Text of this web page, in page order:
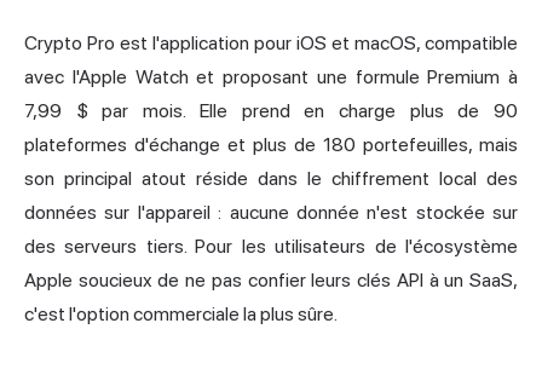
Crypto Pro est l'application pour iOS et macOS, compatible
avec l'Apple Watch et proposant une formule Premium à
7,99 $ par mois. Elle prend en charge plus de 90
plateformes d'échange et plus de 180 portefeuilles, mais
son principal atout réside dans le chiffrement local des
données sur l'appareil : aucune donnée n'est stockée sur
des serveurs tiers. Pour les utilisateurs de l'écosystème
Apple soucieux de ne pas confier leurs clés API à un SaaS,
c'est l'option commerciale la plus sûre.